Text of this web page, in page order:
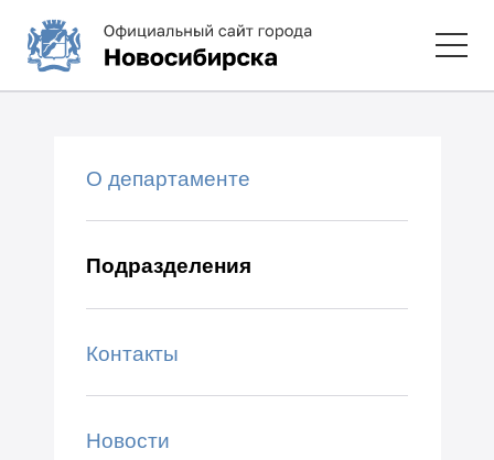
О департаменте
Подразделения
Контакты
Новости